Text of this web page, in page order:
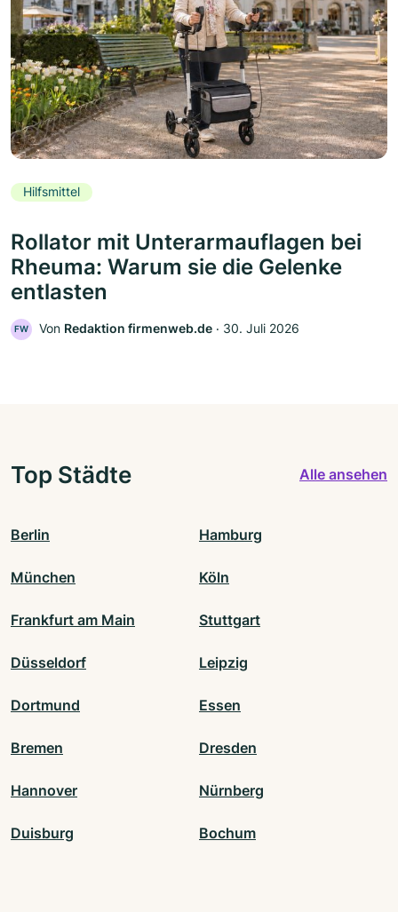
Hilfsmittel
Rollator mit Unterarmauflagen bei
Rheuma: Warum sie die Gelenke
entlasten
FW Von Redaktion firmenweb.de ‧ 30. Juli 2026
Top Städte Alle ansehen
Berlin Hamburg
München Köln
Frankfurt am Main Stuttgart
Düsseldorf Leipzig
Dortmund Essen
Bremen Dresden
Hannover Nürnberg
Duisburg Bochum